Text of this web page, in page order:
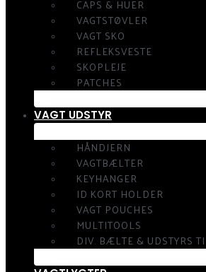
CAPS & HUER
VAGTSTØVLER
VAGT SKO
REFLEKSVESTE
SKOPLEJE
PATCHES
VAGT UDSTYR
HÅNDJERN
VAGTBÆLTER
KEYHANGER
ID KORT HOLDER
VAGT POUCHES
MULTITOOLS
DIV. BÆLTE & UDSTYRS